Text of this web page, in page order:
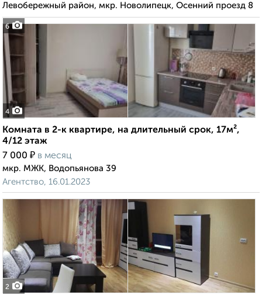
6
Левобережный район, мкр. Новолипецк, Осенний проезд 8
4
Комната в 2-к квартире, на длительный срок, 17м²,
4/12 этаж
7 000 ₽ в месяц
мкр. МЖК, Водопьянова 39
Агентство, 16.01.2023
2